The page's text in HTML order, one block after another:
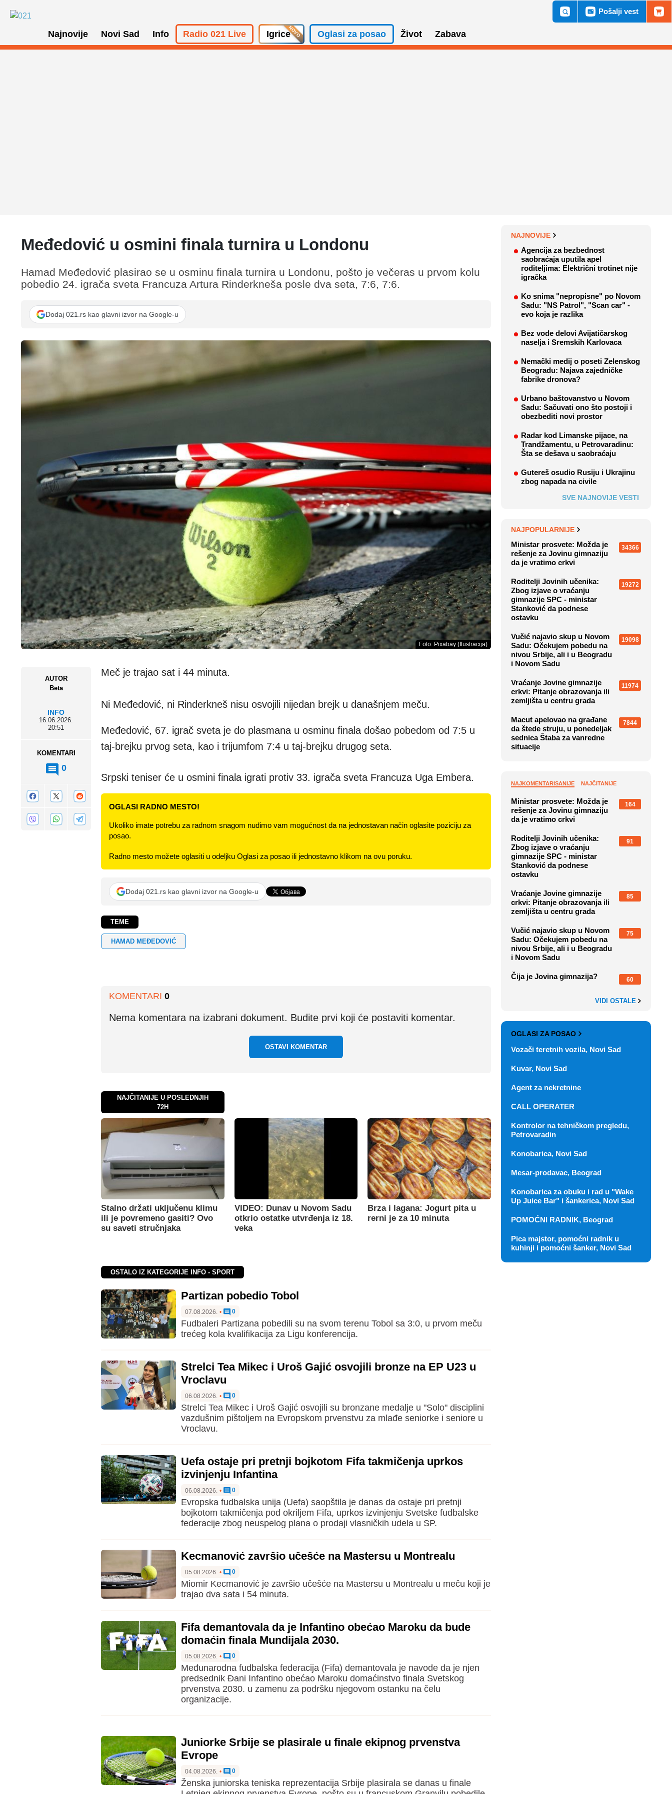
Najnovije Novi Sad Info Radio 021 Live Igrice Oglasi za posao Život Zabava
Pošalji vest
Međedović u osmini finala turnira u Londonu
AUTOR
Beta
INFO
16.06.2026.
20:51
KOMENTARI
0
Hamad Međedović plasirao se u osminu finala turnira u Londonu, pošto je večeras u prvom kolu
pobedio 24. igrača sveta Francuza Artura Rinderkneša posle dva seta, 7:6, 7:6.
Dodaj 021.rs kao glavni izvor na Google-u
Foto: Pixabay (Ilustracija)
Meč je trajao sat i 44 minuta.
Ni Međedović, ni Rinderkneš nisu osvojili nijedan brejk u današnjem meču.
Međedović, 67. igrač sveta je do plasmana u osminu finala došao pobedom od 7:5 u
taj-brejku prvog seta, kao i trijumfom 7:4 u taj-brejku drugog seta.
Srpski teniser će u osmini finala igrati protiv 33. igrača sveta Francuza Uga Embera.
OGLASI RADNO MESTO!
Ukoliko imate potrebu za radnom snagom nudimo vam mogućnost da na jednostavan način oglasite poziciju za
posao.
Radno mesto možete oglasiti u odeljku Oglasi za posao ili jednostavno klikom na ovu poruku.
Dodaj 021.rs kao glavni izvor na Google-u
TEME
HAMAD MEĐEDOVIĆ
KOMENTARI 0
Nema komentara na izabrani dokument. Budite prvi koji će postaviti komentar.
OSTAVI KOMENTAR
NAJČITANIJE U POSLEDNJIH
72H
Stalno držati uključenu klimu
ili je povremeno gasiti? Ovo
su saveti stručnjaka
VIDEO: Dunav u Novom Sadu
otkrio ostatke utvrđenja iz 18.
veka
Brza i lagana: Jogurt pita u
rerni je za 10 minuta
OSTALO IZ KATEGORIJE INFO - SPORT
Partizan pobedio Tobol
07.08.2026. • 0
Fudbaleri Partizana pobedili su na svom terenu Tobol sa 3:0, u prvom meču
trećeg kola kvalifikacija za Ligu konferencija.
Strelci Tea Mikec i Uroš Gajić osvojili bronze na EP U23 u
Vroclavu
06.08.2026. • 0
Strelci Tea Mikec i Uroš Gajić osvojili su bronzane medalje u "Solo" disciplini
vazdušnim pištoljem na Evropskom prvenstvu za mlađe seniorke i seniore u
Vroclavu.
Uefa ostaje pri pretnji bojkotom Fifa takmičenja uprkos
izvinjenju Infantina
06.08.2026. • 0
Evropska fudbalska unija (Uefa) saopštila je danas da ostaje pri pretnji
bojkotom takmičenja pod okriljem Fifa, uprkos izvinjenju Svetske fudbalske
federacije zbog neuspelog plana o prodaji vlasničkih udela u SP.
Kecmanović završio učešće na Mastersu u Montrealu
05.08.2026. • 0
Miomir Kecmanović je završio učešće na Mastersu u Montrealu u meču koji je
trajao dva sata i 54 minuta.
Fifa demantovala da je Infantino obećao Maroku da bude
domaćin finala Mundijala 2030.
05.08.2026. • 0
Međunarodna fudbalska federacija (Fifa) demantovala je navode da je njen
predsednik Đani Infantino obećao Maroku domaćinstvo finala Svetskog
prvenstva 2030. u zamenu za podršku njegovom ostanku na čelu
organizacije.
Juniorke Srbije se plasirale u finale ekipnog prvenstva
Evrope
04.08.2026. • 0
Ženska juniorska teniska reprezentacija Srbije plasirala se danas u finale
NAJNOVIJE
Agencija za bezbednost
saobraćaja uputila apel
roditeljima: Električni trotinet nije
igračka
Ko snima "nepropisne" po Novom
Sadu: "NS Patrol", "Scan car" -
evo koja je razlika
Bez vode delovi Avijatičarskog
naselja i Sremskih Karlovaca
Nemački medij o poseti Zelenskog
Beogradu: Najava zajedničke
fabrike dronova?
Urbano baštovanstvo u Novom
Sadu: Sačuvati ono što postoji i
obezbediti novi prostor
Radar kod Limanske pijace, na
Trandžamentu, u Petrovaradinu:
Šta se dešava u saobraćaju
Gutereš osudio Rusiju i Ukrajinu
zbog napada na civile
SVE NAJNOVIJE VESTI
NAJPOPULARNIJE
Ministar prosvete: Možda je
rešenje za Jovinu gimnaziju
da je vratimo crkvi
34366
Roditelji Jovinih učenika:
Zbog izjave o vraćanju
gimnazije SPC - ministar
Stanković da podnese
ostavku
19272
Vučić najavio skup u Novom
Sadu: Očekujem pobedu na
nivou Srbije, ali i u Beogradu
i Novom Sadu
19098
Vraćanje Jovine gimnazije
crkvi: Pitanje obrazovanja ili
zemljišta u centru grada
11974
Macut apelovao na građane
da štede struju, u ponedeljak
sednica Štaba za vanredne
situacije
7844
NAJKOMENTARISANIJE NAJČITANIJE
Ministar prosvete: Možda je
rešenje za Jovinu gimnaziju
da je vratimo crkvi
164
Roditelji Jovinih učenika:
Zbog izjave o vraćanju
gimnazije SPC - ministar
Stanković da podnese
ostavku
91
Vraćanje Jovine gimnazije
crkvi: Pitanje obrazovanja ili
zemljišta u centru grada
85
Vučić najavio skup u Novom
Sadu: Očekujem pobedu na
nivou Srbije, ali i u Beogradu
i Novom Sadu
75
Čija je Jovina gimnazija? 60
VIDI OSTALE
OGLASI ZA POSAO
Vozači teretnih vozila, Novi Sad
Kuvar, Novi Sad
Agent za nekretnine
CALL OPERATER
Kontrolor na tehničkom pregledu,
Petrovaradin
Konobarica, Novi Sad
Mesar-prodavac, Beograd
Konobarica za obuku i rad u "Wake
Up Juice Bar" i šankerica, Novi Sad
POMOĆNI RADNIK, Beograd
Pica majstor, pomoćni radnik u
kuhinji i pomoćni šanker, Novi Sad